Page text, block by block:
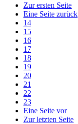
Zur ersten Seite
Eine Seite zurück
14
15
16
17
18
19
20
21
22
23
Eine Seite vor
Zur letzten Seite